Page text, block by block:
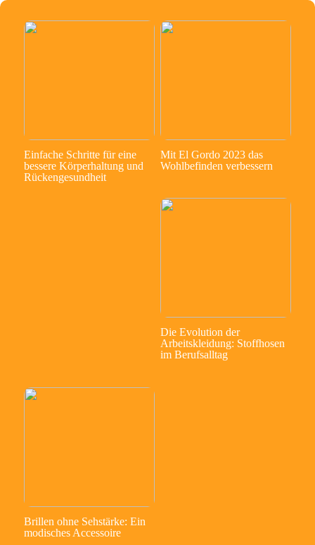
Einfache Schritte für eine
bessere Körperhaltung und
Rückengesundheit
Mit El Gordo 2023 das
Wohlbefinden verbessern
Die Evolution der
Arbeitskleidung: Stoffhosen
im Berufsalltag
Brillen ohne Sehstärke: Ein
modisches Accessoire